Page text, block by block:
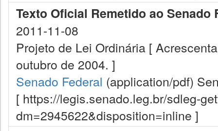
Texto Oficial Remetido ao Senado
2011-11-08
Projeto de Lei Ordinária [
outubro de 2004. ]
Senado Federal (application/pdf)
[ https://legis.senado.leg.br/sdleg-
dm=2945622&disposition=inline ]